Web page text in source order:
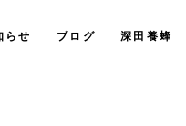
らせ ブログ 深田養蜂